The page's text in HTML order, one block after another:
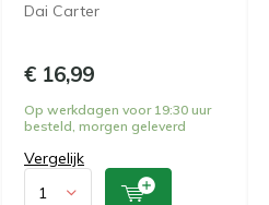
Dai Carter
€ 16,99
Op werkdagen voor 19:30 uur
besteld, morgen geleverd
Vergelijk